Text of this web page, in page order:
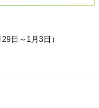
日～1月3日）